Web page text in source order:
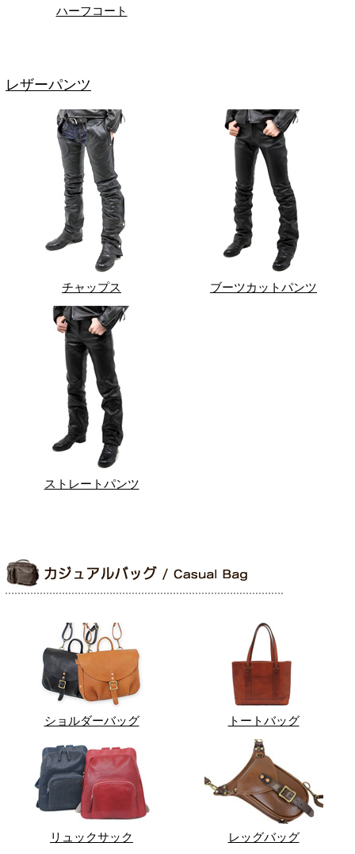
ハーフコート
レザーパンツ
チャップス ブーツカットパンツ
ストレートパンツ
ショルダーバッグ トートバッグ
リュックサック レッグバッグ